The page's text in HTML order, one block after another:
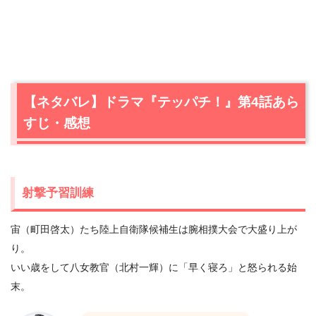
【ネタバレ】ドラマ『テッパチ！』第4話あら
すじ・感想
射撃予習訓練
宙（町田啓太）たち陸上自衛隊候補生は腕相撲大会で大盛り上が
り。
いい歳をして八女教官（北村一輝）に「早く寝ろ」と怒られる始
末。